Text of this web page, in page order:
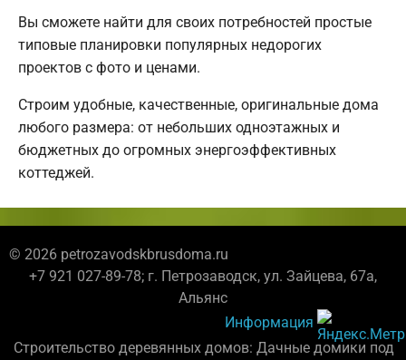
Вы сможете найти для своих потребностей простые
типовые планировки популярных недорогих
проектов с фото и ценами.
Строим удобные, качественные, оригинальные дома
любого размера: от небольших одноэтажных и
бюджетных до огромных энергоэффективных
коттеджей.
© 2026 petrozavodskbrusdoma.ru
+7 921 027-89-78; г. Петрозаводск, ул. Зайцева, 67а,
Альянс
Информация
Строительство деревянных домов: Дачные домики под